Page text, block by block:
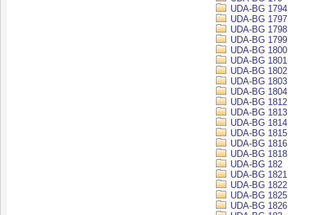
UDA-BG 1794
UDA-BG 1797
UDA-BG 1798
UDA-BG 1799
UDA-BG 1800
UDA-BG 1801
UDA-BG 1802
UDA-BG 1803
UDA-BG 1804
UDA-BG 1812
UDA-BG 1813
UDA-BG 1814
UDA-BG 1815
UDA-BG 1816
UDA-BG 1818
UDA-BG 182
UDA-BG 1821
UDA-BG 1822
UDA-BG 1825
UDA-BG 1826